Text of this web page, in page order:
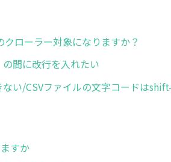
ローラー対象になりますか？
間に改行を入れたい
い/CSVファイルの文字コードは
すか